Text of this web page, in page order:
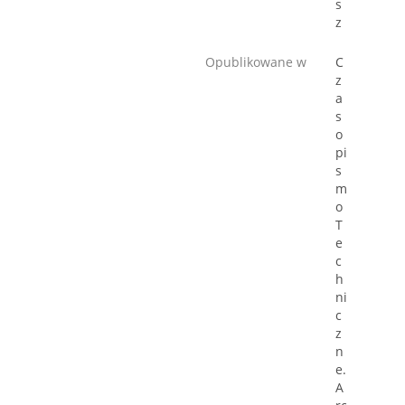
s
z
Opublikowane w
C
z
a
s
o
pi
s
m
o
T
e
c
h
ni
c
z
n
e.
A